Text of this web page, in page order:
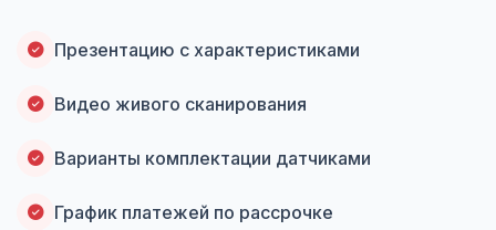
Презентацию с характеристиками
Видео живого сканирования
Варианты комплектации датчиками
График платежей по рассрочке